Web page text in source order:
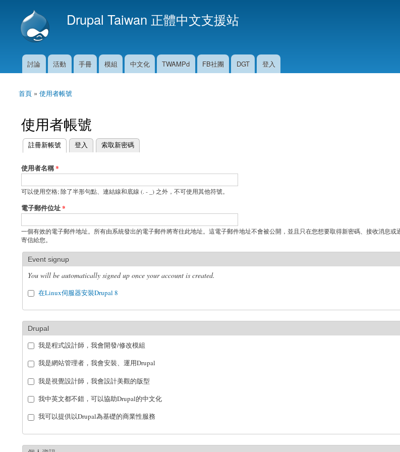
Drupal Taiwan 正體中文支援站
主選單
討論 活動 手冊 模組 中文化 TWAMPd FB社團 DGT 登入
您在這裡
首頁 » 使用者帳號
使用者帳號
主要索引標籤
註冊新帳號
(作用中頁籤) 登入 索取新密碼
使用者名稱*
可以使用空格; 除了半形句點、連結線和底線 (. - _) 之外，不可使用其他符號。
電子郵件位址*
一個有效的電子郵件地址。所有由系統發出的電子郵件將寄往此地址。這電子郵件地址不會被公開，並且只在您想要取得新密碼、接收消息或
寄信給您。
Event signup
You will be automatically signed up once your account is created.
在Linux伺服器安裝Drupal 8
Drupal
我是程式設計師，我會開發/修改模組
我是網站管理者，我會安裝、運用Drupal
我是視覺設計師，我會設計美觀的版型
我中英文都不錯，可以協助Drupal的中文化
我可以提供以Drupal為基礎的商業性服務